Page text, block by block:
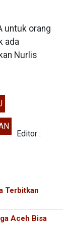
untuk orang
ada
Nurlis
Editor :
Terbitkan
Aceh Bisa